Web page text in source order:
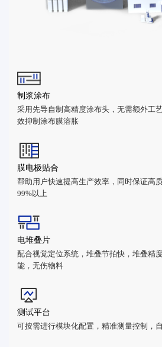
制浆涂布
采用先导自制高精度涂布头，无需额外工
效抑制涂布膜溶胀
膜电极贴合
帮助用户快速提高生产效率，同时保证高
99%以上
电堆叠片
配合视觉定位系统，堆叠节拍快，堆叠精
能，无伤物料
测试平台
可按需进行模块化配置，精准测量控制，